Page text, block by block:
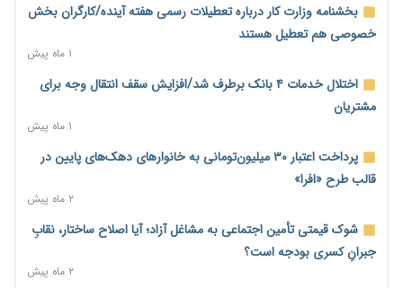
آغاز اجرای پایلوت «ردا کارت» برای دانشجویان تحصیلات تکمیلی
۱ روز پیش
محدودیت تازه برای شبکه بانکی؛ افزایش سپرده قانونی با هدف
کنترل تورم
۱ روز پیش
ترمز تولید خودرو کشیده شد؛ افت ۲۵ درصدی تیراژ ایران‌خودرو،
سایپا و پارس‌خودرو
۱ روز پیش
بنگاه‌داری بانک‌ها؛ مانع بزرگ خانه‌دار شدن مستأجران
نماینده مجلس: توسعه مرزهای زمینی به راهبرد تأمین کالاهای
بخشنامه وزارت کار درباره تعطیلات رسمی هفته آینده/کارگران بخش
خصوصی هم تعطیل هستند
۱ ماه پیش
اختلال خدمات ۴ بانک برطرف شد/افزایش سقف انتقال وجه برای
مشتریان
۱ ماه پیش
پرداخت اعتبار ۳۰ میلیون‌تومانی به خانوارهای دهک‌های پایین در
قالب طرح «افرا»
۲ ماه پیش
شوک قیمتی تأمین اجتماعی به مشاغل آزاد؛ آیا اصلاح ساختار، نقابِ
جبرانِ کسری بودجه است؟
۲ ماه پیش